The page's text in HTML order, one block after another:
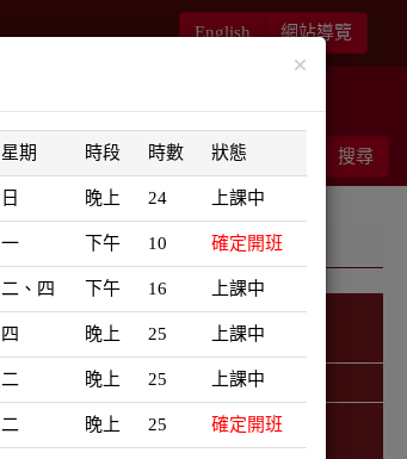
English 網站導覽
搜尋
結帳
韓語學習地圖
精選課程 (此為彈跳視窗)
×
星期 時段 時數 狀態
日 晚上 24 上課中
一 下午 10 確定開班
二、四 下午 16 上課中
四 晚上 25 上課中
二 晚上 25 上課中
二 晚上 25 確定開班